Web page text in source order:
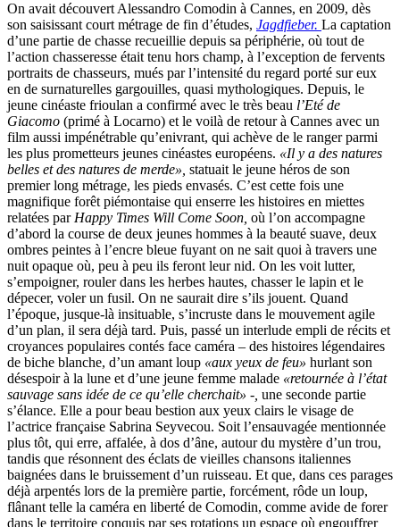
On avait découvert Alessandro Comodin à Cannes, en 2009, dès
son saisissant court métrage de fin d’études, Jagdfieber. La captation
d’une partie de chasse recueillie depuis sa périphérie, où tout de
l’action chasseresse était tenu hors champ, à l’exception de fervents
portraits de chasseurs, mués par l’intensité du regard porté sur eux
en de surnaturelles gargouilles, quasi mythologiques. Depuis, le
jeune cinéaste frioulan a confirmé avec le très beau l’Eté de
Giacomo (primé à Locarno) et le voilà de retour à Cannes avec un
film aussi impénétrable qu’enivrant, qui achève de le ranger parmi
les plus prometteurs jeunes cinéastes européens. «Il y a des natures
belles et des natures de merde», statuait le jeune héros de son
premier long métrage, les pieds envasés. C’est cette fois une
magnifique forêt piémontaise qui enserre les histoires en miettes
relatées par Happy Times Will Come Soon, où l’on accompagne
d’abord la course de deux jeunes hommes à la beauté suave, deux
ombres peintes à l’encre bleue fuyant on ne sait quoi à travers une
nuit opaque où, peu à peu ils feront leur nid. On les voit lutter,
s’empoigner, rouler dans les herbes hautes, chasser le lapin et le
dépecer, voler un fusil. On ne saurait dire s’ils jouent. Quand
l’époque, jusque-là insituable, s’incruste dans le mouvement agile
d’un plan, il sera déjà tard. Puis, passé un interlude empli de récits et
croyances populaires contés face caméra – des histoires légendaires
de biche blanche, d’un amant loup «aux yeux de feu» hurlant son
désespoir à la lune et d’une jeune femme malade «retournée à l’état
sauvage sans idée de ce qu’elle cherchait» -, une seconde partie
s’élance. Elle a pour beau bestion aux yeux clairs le visage de
l’actrice française Sabrina Seyvecou. Soit l’ensauvagée mentionnée
plus tôt, qui erre, affalée, à dos d’âne, autour du mystère d’un trou,
tandis que résonnent des éclats de vieilles chansons italiennes
baignées dans le bruissement d’un ruisseau. Et que, dans ces parages
déjà arpentés lors de la première partie, forcément, rôde un loup,
flânant telle la caméra en liberté de Comodin, comme avide de forer
dans le territoire conquis par ses rotations un espace où engouffrer